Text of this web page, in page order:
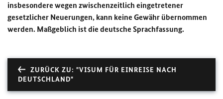
insbesondere wegen zwischenzeitlich eingetretener
gesetzlicher Neuerungen, kann keine Gewähr übernommen
werden. Maßgeblich ist die deutsche Sprachfassung.
ZURÜCK ZU: "VISUM FÜR EINREISE NACH
DEUTSCHLAND"